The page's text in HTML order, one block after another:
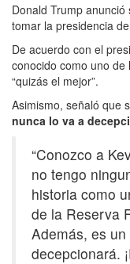
Donald Trump anunció
tomar la presidencia
De acuerdo con el
conocido como uno
“quizás el mejor”.
Asimismo, señaló que
nunca lo va a
“Conozco a
no tengo
historia como
de la Reserva
Además, es
decepcionará.